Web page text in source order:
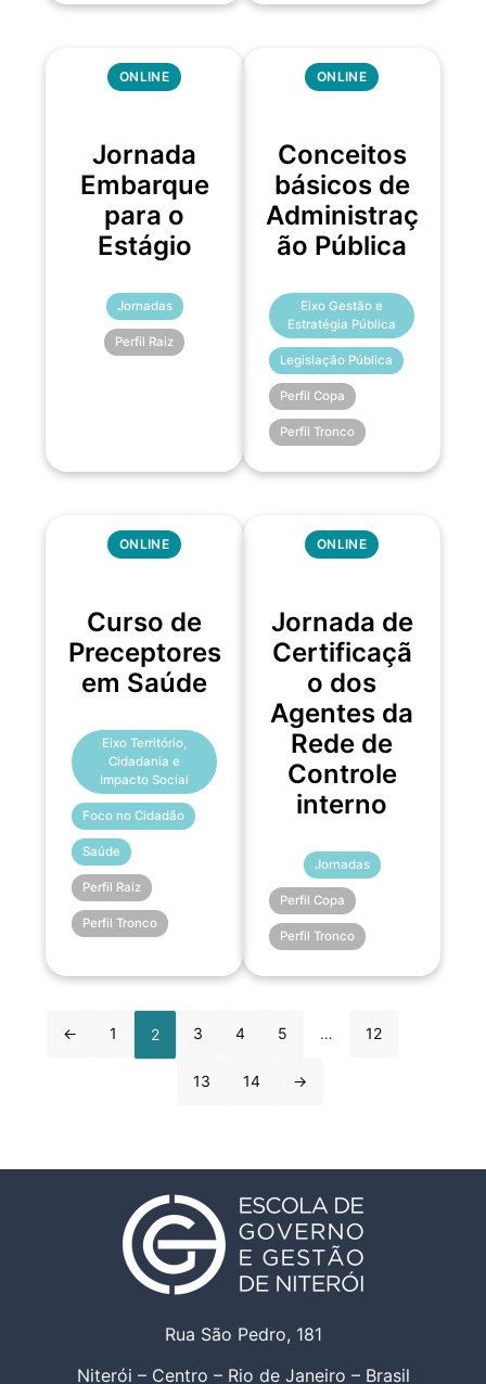
ONLINE
Jornada
Embarque
para o
Estágio
Jornadas
Perfil Raiz
ONLINE
Conceitos
básicos de
Administraç
ão Pública
Eixo Gestão e
Estratégia Pública
Legislação Pública
Perfil Copa
Perfil Tronco
ONLINE
Curso de
Preceptores
em Saúde
Eixo Território,
Cidadania e
Impacto Social
Foco no Cidadão
Saúde
Perfil Raiz
Perfil Tronco
ONLINE
Jornada de
Certificaçã
o dos
Agentes da
Rede de
Controle
interno
Jornadas
Perfil Copa
Perfil Tronco
← 1 2 3 4 5 … 12
13 14 →
Rua São Pedro, 181
Niterói – Centro – Rio de Janeiro – Brasil